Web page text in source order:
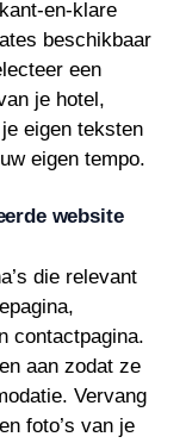
en-klare
beschikbaar
een
je hotel,
eigen teksten
eigen tempo.
website
die relevant
contactpagina.
aan zodat ze
Vervang
foto’s van je